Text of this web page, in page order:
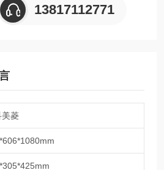
13817112771
美菱